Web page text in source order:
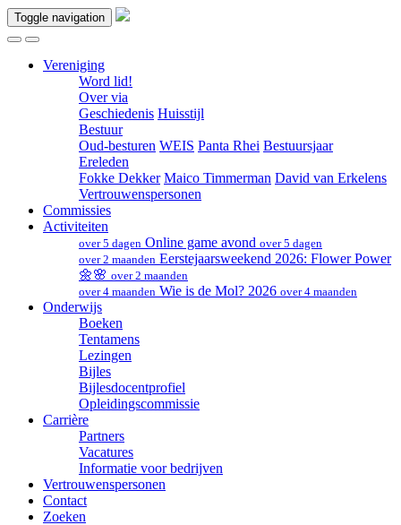
Toggle navigation
Vereniging
Word lid!
Over via
Geschiedenis Huisstijl
Bestuur
Oud-besturen WEIS Panta Rhei Bestuursjaar
Ereleden
Fokke Dekker Maico Timmerman David van Erkelens
Vertrouwenspersonen
Commissies
Activiteiten
over 5 dagen Online game avond over 5 dagen
over 2 maanden Eerstejaarsweekend 2026: Flower Power
🌼🌸 over 2 maanden
over 4 maanden Wie is de Mol? 2026 over 4 maanden
Onderwijs
Boeken
Tentamens
Lezingen
Bijles
Bijlesdocentprofiel
Opleidingscommissie
Carrière
Partners
Vacatures
Informatie voor bedrijven
Vertrouwenspersonen
Contact
Zoeken